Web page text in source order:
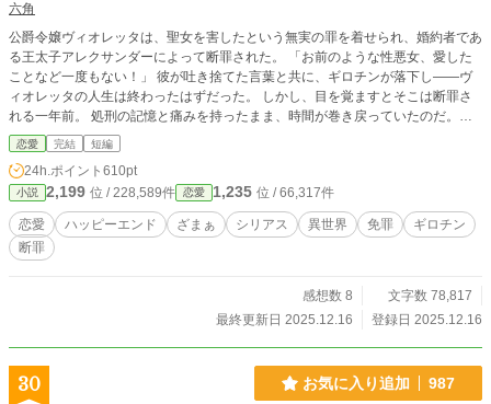
六角
公爵令嬢ヴィオレッタは、聖女を害したという無実の罪を着せられ、婚約者であ
る王太子アレクサンダーによって断罪された。 「お前のような性悪女、愛した
ことなど一度もない！」 彼が吐き捨てた言葉と共に、ギロチンが落下し――ヴ
ィオレッタの人生は終わったはずだった。 しかし、目を覚ますとそこは断罪さ
れる一年前。 処刑の記憶と痛みを持ったまま、時間が巻き戻っていたのだ。
（またあの苦しみを味わうの？ 冗談じゃないわ。今度はさっさと婚約破棄し
て、王都から逃げ出そう） そう決意して登城したヴィオレッタだったが、事態
は思わぬ方向へ。 なんと、再会したアレクサンダーがいきなり涙を流して抱き
ついてきたのだ。 「すまなかった！ 俺が間違っていた、やり直させてくれ！」
どうやら彼も「ヴィオレッタを処刑した後、冤罪だったと知って絶望し、時間を
巻き戻した記憶」を持っているらしい。 心を入れ替え、情熱的に愛を囁く王太
子。しかし、ヴィオレッタの心は氷点下だった。 （何を必死になっているのか
オレッタは王宮の隅で、周囲から「死神」と忌み嫌われる葬儀卿・シルヴィオ公
爵と出会う。 王太子の眩しすぎる愛に疲弊していたヴィオレッタに、シルヴィ
は、かつての愛を取り戻そうと暴走する「太陽」のような王太子と、 傷ついた
心を「静寂」で包み込む「夜」のような葬儀卿との間で揺れる……ことは全くな
く、 全力で死神公爵との「平穏な余生（スローデス）」を目指す元悪女の、温
恋愛 完結 短編
24h.ポイント 610pt
小説 2,199 位 / 228,589件 恋愛 1,235 位 / 66,317件
恋愛 ハッピーエンド ざまぁ シリアス 異世界 免罪
ギロチン
断罪
感想数 8
文字数 78,817
最終更新日 2025.12.16
登録日 2025.12.16
30 お気に入り追加 987